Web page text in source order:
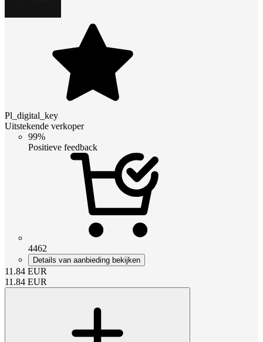
Pl_digital_key
Uitstekende verkoper
99%
Positieve feedback
4462
Details van aanbieding bekijken
11.84 EUR
11.84 EUR